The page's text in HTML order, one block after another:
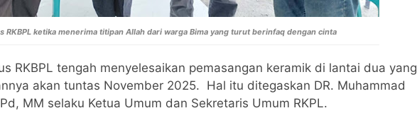
RKBPL ketika menerima titipan Allah dari warga Bima yang turut berinfaq dengan cinta
RKBPL tengah menyelesaikan pemasangan keramik di lantai dua yang
akan tuntas November 2025. Hal itu ditegaskan DR. Muhammad
MM selaku Ketua Umum dan Sekretaris Umum RKPL.